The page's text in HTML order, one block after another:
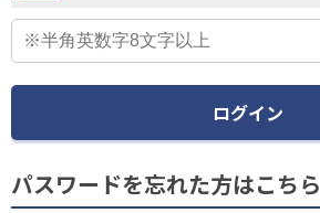
ログイン
パスワードを忘れた方はこちら